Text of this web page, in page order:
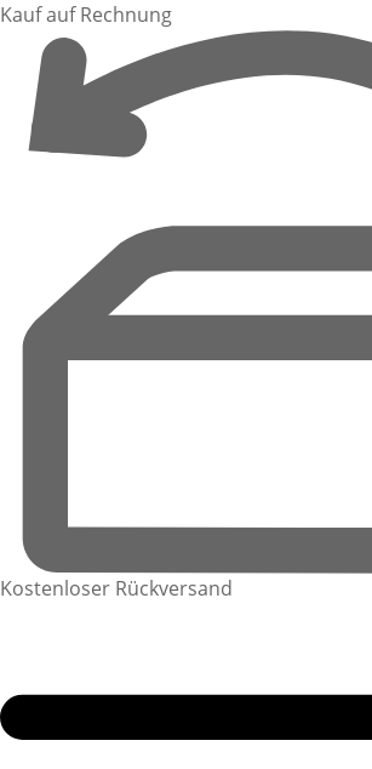
Kauf auf Rechnung
Kostenloser Rückversand